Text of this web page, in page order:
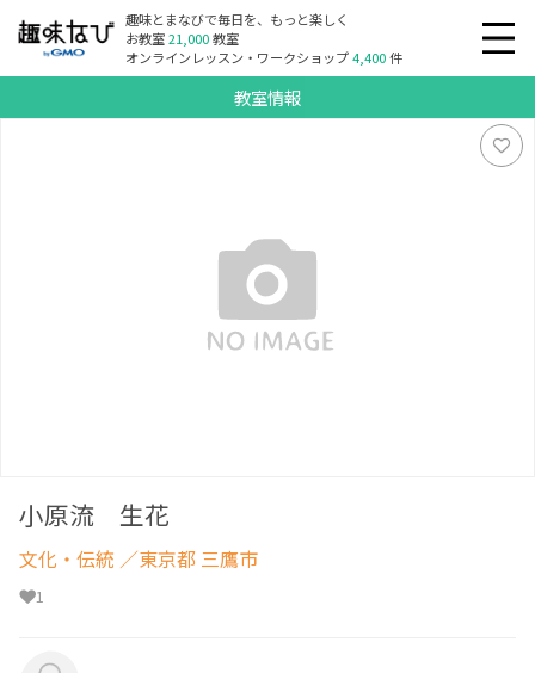
趣味とまなびで毎日を、もっと楽しく
お教室21,000教室
オンラインレッスン・ワークショップ4,400件
教室情報
小原流 生花
文化・伝統 ／東京都 三鷹市
1